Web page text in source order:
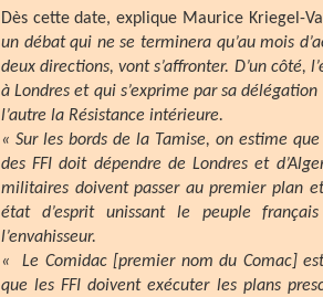
Dès cette date, explique Maurice Kriegel-
un débat qui ne se terminera qu’au mois
deux directions, vont s’affronter. D’un côté,
à Londres et qui s’exprime par sa
l’autre la Résistance intérieure.
« Sur les bords de la Tamise, on estime
des FFI doit dépendre de Londres et
militaires doivent passer au premier plan
état d’esprit unissant le peuple
l’envahisseur.
« Le Comidac [premier nom du Comac]
que les FFI doivent exécuter les plans